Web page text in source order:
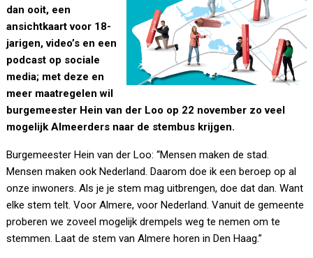
dan ooit, een
ansichtkaart voor 18-
jarigen, video’s en een
podcast op sociale
media; met deze en
meer maatregelen wil
burgemeester Hein van der Loo op 22 november zo veel
mogelijk Almeerders naar de stembus krijgen.
Burgemeester Hein van der Loo: “Mensen maken de stad.
Mensen maken ook Nederland. Daarom doe ik een beroep op al
onze inwoners. Als je je stem mag uitbrengen, doe dat dan. Want
elke stem telt. Voor Almere, voor Nederland. Vanuit de gemeente
proberen we zoveel mogelijk drempels weg te nemen om te
stemmen. Laat de stem van Almere horen in Den Haag.”